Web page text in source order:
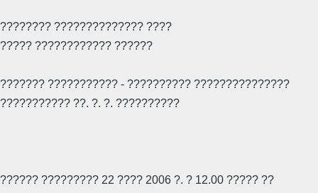
???????? ?????????????? ????
????? ???????????? ??????
??????? ??????????? - ?????????? ???????????????
??????????? ??. ?. ?. ??????????
?????? ????????? 22 ???? 2006 ?. ? 12.00 ????? ??